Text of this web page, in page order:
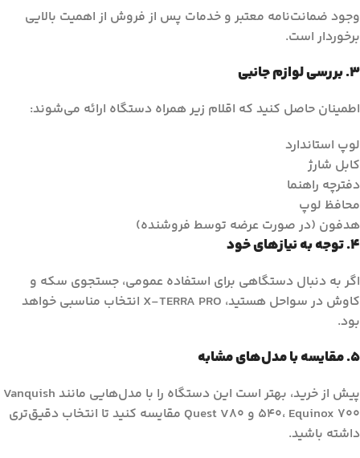
وجود ضمانت‌نامه معتبر و خدمات پس از فروش از اهمیت بالایی
برخوردار است.
3. بررسی لوازم جانبی
اطمینان حاصل کنید که اقلام زیر همراه دستگاه ارائه می‌شوند:
لوپ استاندارد
کابل شارژ
دفترچه راهنما
محافظ لوپ
هدفون (در صورت عرضه توسط فروشنده)
4. توجه به نیازهای خود
اگر به دنبال دستگاهی برای استفاده عمومی، جستجوی سکه و
کاوش در سواحل هستید، X-TERRA PRO انتخاب مناسبی خواهد
بود.
5. مقایسه با مدل‌های مشابه
پیش از خرید، بهتر است این دستگاه را با مدل‌هایی مانند Vanquish
540، Equinox 700 و Quest V80 مقایسه کنید تا انتخاب دقیق‌تری
داشته باشید.